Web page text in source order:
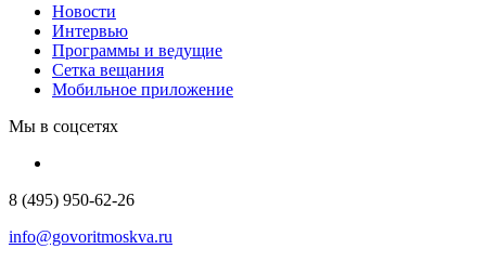
Новости
Интервью
Программы и ведущие
Сетка вещания
Мобильное приложение
Мы в соцсетях
8 (495) 950-62-26
info@govoritmoskva.ru